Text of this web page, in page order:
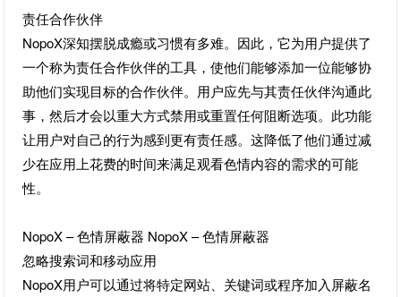
责任合作伙伴
NopoX深知摆脱成瘾或习惯有多难。因此，它为用户提供了
一个称为责任合作伙伴的工具，使他们能够添加一位能够协
助他们实现目标的合作伙伴。用户应先与其责任伙伴沟通此
事，然后才会以重大方式禁用或重置任何阻断选项。此功能
让用户对自己的行为感到更有责任感。这降低了他们通过减
少在应用上花费的时间来满足观看色情内容的需求的可能
性。
NopoX – 色情屏蔽器 NopoX – 色情屏蔽器
忽略搜索词和移动应用
NopoX用户可以通过将特定网站、关键词或程序加入屏蔽名